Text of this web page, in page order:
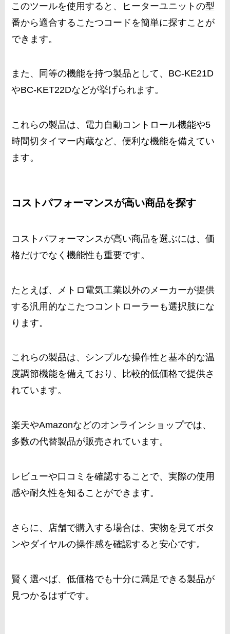
このツールを使用すると、ヒーターユニットの型
番から適合するこたつコードを簡単に探すことが
できます。
また、同等の機能を持つ製品として、BC-KE21D
やBC-KET22Dなどが挙げられます。
これらの製品は、電力自動コントロール機能や5
時間切タイマー内蔵など、便利な機能を備えてい
ます。
コストパフォーマンスが高い商品を探す
コストパフォーマンスが高い商品を選ぶには、価
格だけでなく機能性も重要です。
たとえば、メトロ電気工業以外のメーカーが提供
する汎用的なこたつコントローラーも選択肢にな
ります。
これらの製品は、シンプルな操作性と基本的な温
度調節機能を備えており、比較的低価格で提供さ
れています。
楽天やAmazonなどのオンラインショップでは、
多数の代替製品が販売されています。
レビューや口コミを確認することで、実際の使用
感や耐久性を知ることができます。
さらに、店舗で購入する場合は、実物を見てボタ
ンやダイヤルの操作感を確認すると安心です。
賢く選べば、低価格でも十分に満足できる製品が
見つかるはずです。